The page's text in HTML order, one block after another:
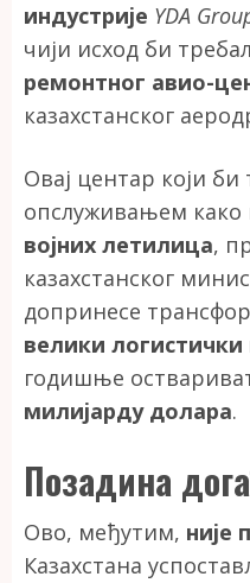
индустрије YDA
чији исход би
ремонтног авио-
казахстанског
Овај центар који би
опслуживањем како
војних летилица,
казахстанског
допринесе
велики логистички
годишње
милијарду долара.
Позадина
Ово, међутим, није
Казахстана